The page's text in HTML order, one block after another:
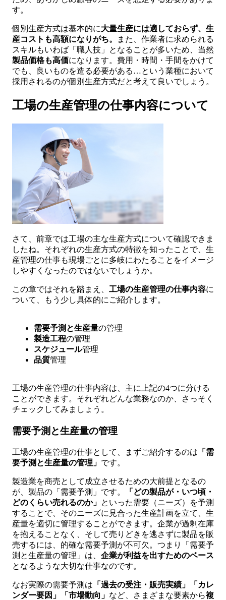
す。
個別生産方式は基本的に大量生産には適しておらず、生
産コストも高額になりがち。
また、作業者に求められる
スキルもいわば「職人技」となることが多いため、当然
製品価格も高価になります。費用・時間・手間をかけて
でも、良いものを造る必要がある…という業種において
採用されるのが個別生産方式だと考えて良いでしょう。
工場の生産管理の仕事内容について
さて、前章では工場の主な生産方式について確認できま
したね。それぞれの生産方式の特徴を知ったことで、生
産管理の仕事も現場ごとに多岐にわたることをイメージ
しやすくなったのではないでしょうか。
この章ではそれを踏まえ、 工場の生産管理の仕事内容に
ついて、もう少し具体的にご紹介します。
需要予測と生産量の管理
製造工程の管理
スケジュール管理
品質管理
工場の生産管理の仕事内容は、主に上記の4つに分ける
ことができます。それぞれどんな業務なのか、さっそく
チェックしてみましょう。
需要予測と生産量の管理
工場の生産管理の仕事として、まずご紹介するのは 「需
要予測と生産量の管理」 です。
製造業を商売として成立させるための大前提となるの
が、製品の「需要予測」です。
「どの製品が・いつ頃・
どのくらい売れるのか」 といった需要（ニーズ）を予測
することで、そのニーズに見合った生産計画を立て、生
産量を適切に管理することができます。企業が過剰在庫
を抱えることなく、そして売りどきを逃さずに製品を販
売するには、的確な需要予測が不可欠。つまり「需要予
測と生産量の管理」は、 企業が利益を出すためのベース
となるような大切な仕事なのです。
なお実際の需要予測は 「過去の受注・販売実績」「カレ
ンダー要因」「市場動向」 など、さまざまな要素から複